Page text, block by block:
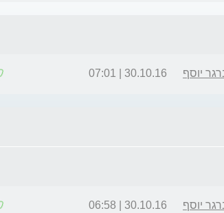
יוסף 30.10.16 | 07:01
יוסף 30.10.16 | 06:58